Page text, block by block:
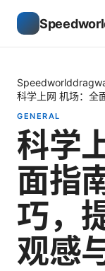
科学上网 机场：全
GENERAL
科学
面指
巧，
观感